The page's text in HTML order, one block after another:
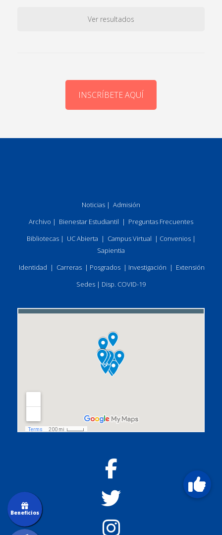
Ver resultados
INSCRÍBETE AQUÍ
Noticias | Admisión
Archivo | Bienestar Estudiantil | Preguntas Frecuentes
Bibliotecas| UC Abierta | Campus Virtual | Convenios|
Sapientia
Identidad | Carreras | Posgrados | Investigación | Extensión
Sedes | Disp. COVID-19
Beneficios